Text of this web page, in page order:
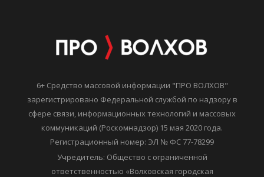
6+ Средство массовой информации "ПРО ВОЛХОВ"
зарегистрировано Федеральной службой по надзору в
сфере связи, информационных технологий и массовых
коммуникаций (Роскомнадзор) 15 мая 2020 года.
Регистрационный номер: ЭЛ № ФС 77-78299
Учредитель: Общество с ограниченной
ответственностью «Волховская городская